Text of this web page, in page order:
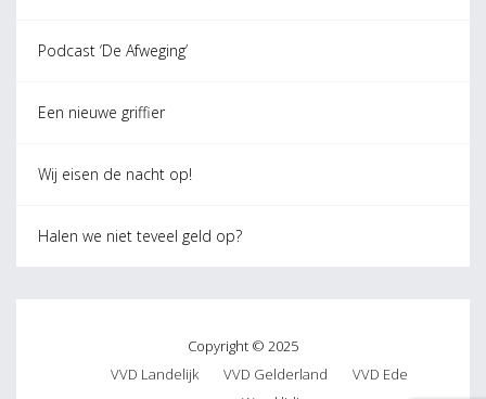
Podcast ‘De Afweging’
Een nieuwe griffier
Wij eisen de nacht op!
Halen we niet teveel geld op?
Copyright © 2025
VVD Landelijk
VVD Gelderland
VVD Ede